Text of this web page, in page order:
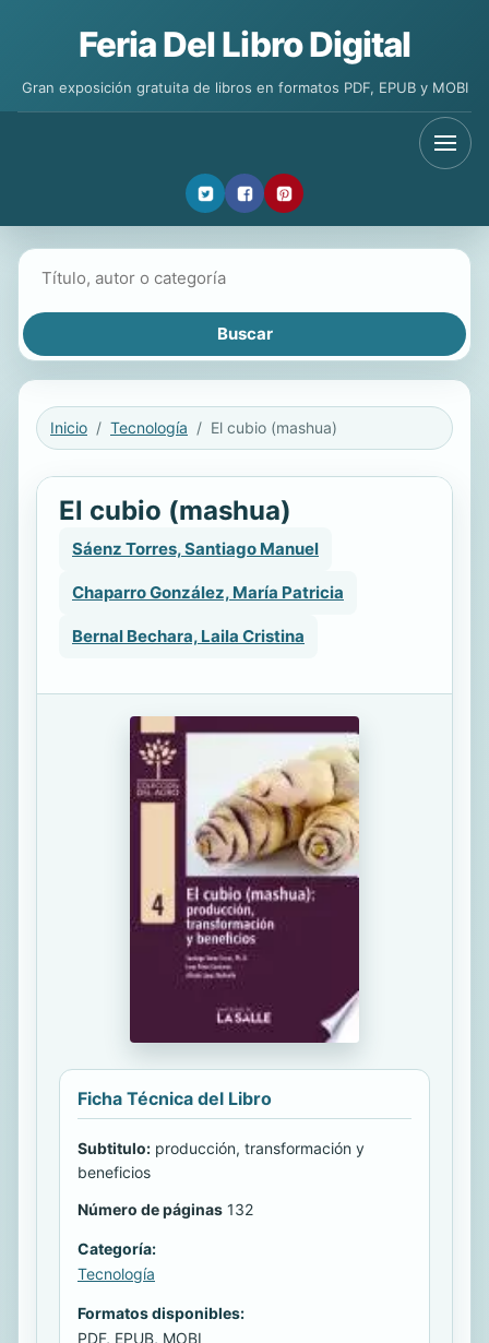
Feria Del Libro Digital
Gran exposición gratuita de libros en formatos PDF, EPUB y MOBI
Inicio Tecnología El cubio (mashua)
El cubio (mashua)
Sáenz Torres, Santiago Manuel
Chaparro González, María Patricia
Bernal Bechara, Laila Cristina
Ficha Técnica del Libro
Subtitulo: producción, transformación y
beneficios
Número de páginas 132
Categoría:
Tecnología
Formatos disponibles:
PDF, EPUB, MOBI